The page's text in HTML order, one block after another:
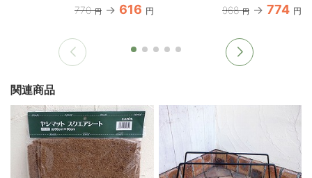
770 円 616 円 968 円 774 円
関連商品